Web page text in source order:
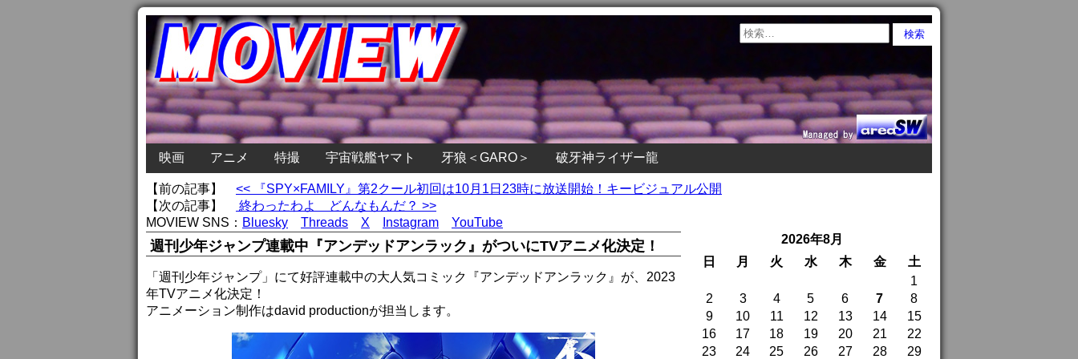
映画 アニメ 特撮 宇宙戦艦ヤマト 牙狼＜GARO＞ 破牙神ライザー龍
【前の記事】 << 『SPY×FAMILY』第2クール初回は10月1日23時に放送開始！キービジュアル公開
【次の記事】
終わったわよ どんなもんだ？ >>
MOVIEW SNS： Bluesky Threads X Instagram YouTube
週刊少年ジャンプ連載中『アンデッドアンラック』がついにTVアニメ化決定！
「週刊少年ジャンプ」にて好評連載中の大人気コミック『アンデッドアンラック』が、2023
年TVアニメ化決定！
アニメーション制作はdavid productionが担当します。
2026年8月
日
月 火 水 木 金
土
1
2
3 4 5 6 7
8
9
10 11 12 13 14
15
16
17 18 19 20 21
22
23
24 25 26 27 28 29